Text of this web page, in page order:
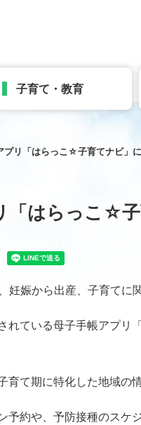
子育て・教育
プリ「はらっこ☆子育てナビ」
「はらっこ☆
妊娠から出産、子育てに
れている母子手帳アプ
育て期に特化した地域の
予約や、予防接種のスケ